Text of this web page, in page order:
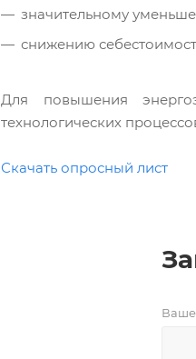
значительному
снижению
Для повышения
технологических
Скачать опросный лист